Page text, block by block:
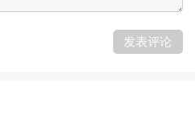
发表评论